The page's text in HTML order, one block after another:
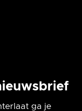
ga je